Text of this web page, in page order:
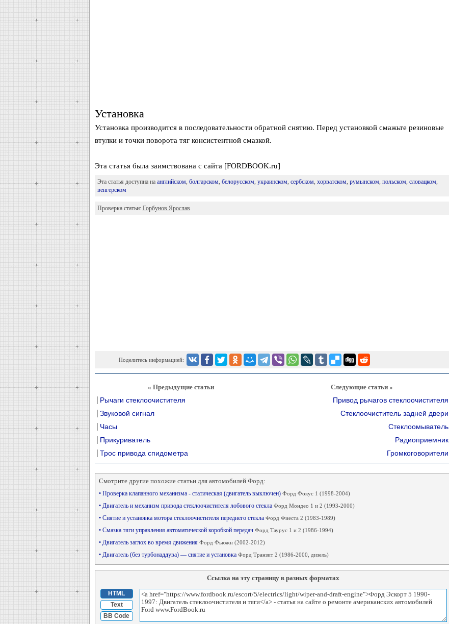
Установка
Установка производится в последовательности обратной снятию. Перед установкой смажьте резиновые
втулки и точки поворота тяг консистентной смазкой.
Эта статья была заимствована с сайта [FORDBOOK.ru]
Эта статья доступна на английском, болгарском, белорусском, украинском, сербском, хорватском, румынском, польском, словацком,
венгерском
Проверка статьи: Горбунов Ярослав
Поделитесь информацией:
« Предыдущие статьи
Рычаги стеклоочистителя
Звуковой сигнал
Часы
Прикуриватель
Трос привода спидометра
Следующие статьи »
Привод рычагов стеклоочистителя
Стеклоочиститель задней двери
Стеклоомыватель
Радиоприемник
Громкоговорители
Смотрите другие похожие статьи для автомобилей Форд:
• Проверка клапанного механизма - статическая (двигатель выключен) Форд Фокус 1 (1998-2004)
• Двигатель и механизм привода стеклоочистителя лобового стекла Форд Мондео 1 и 2 (1993-2000)
• Снятие и установка мотора стеклоочистителя переднего стекла Форд Фиеста 2 (1983-1989)
• Смазка тяги управления автоматической коробкой передач Форд Таурус 1 и 2 (1986-1994)
• Двигатель заглох во время движения Форд Фьюжн (2002-2012)
• Двигатель (без турбонаддува) — снятие и установка Форд Транзит 2 (1986-2000, дизель)
Ссылка на эту страницу в разных форматах
HTML
Text
BB Code